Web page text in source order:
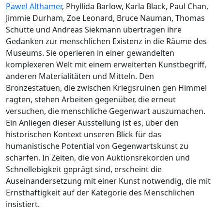
Pawel Althamer, Phyllida Barlow, Karla Black, Paul Chan,
Jimmie Durham, Zoe Leonard, Bruce Nauman, Thomas
Schütte und Andreas Siekmann übertragen ihre
Gedanken zur menschlichen Existenz in die Räume des
Museums. Sie operieren in einer gewandelten
komplexeren Welt mit einem erweiterten Kunstbegriff,
anderen Materialitäten und Mitteln. Den
Bronzestatuen, die zwischen Kriegsruinen gen Himmel
ragten, stehen Arbeiten gegenüber, die erneut
versuchen, die menschliche Gegenwart auszumachen.
Ein Anliegen dieser Ausstellung ist es, über den
historischen Kontext unseren Blick für das
humanistische Potential von Gegenwartskunst zu
schärfen. In Zeiten, die von Auktionsrekorden und
Schnellebigkeit geprägt sind, erscheint die
Auseinandersetzung mit einer Kunst notwendig, die mit
Ernsthaftigkeit auf der Kategorie des Menschlichen
insistiert.